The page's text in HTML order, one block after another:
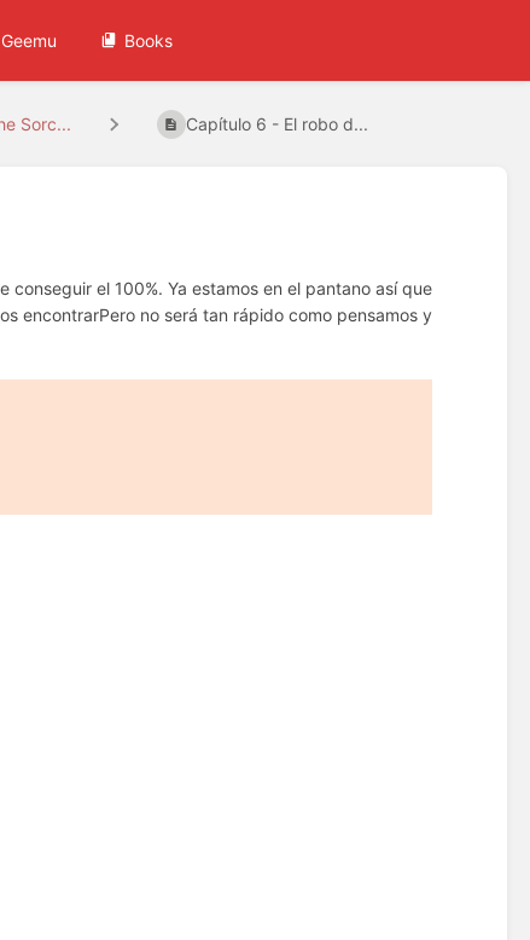
Books
Sorc... Capítulo 6 - El robo d...
conseguir el 100%. Ya estamos en el pantano así que
encontrarPero no será tan rápido como pensamos y